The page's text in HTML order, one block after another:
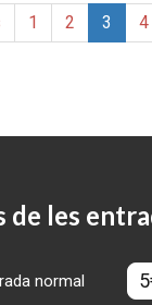
1 2 3 4
de les
normal